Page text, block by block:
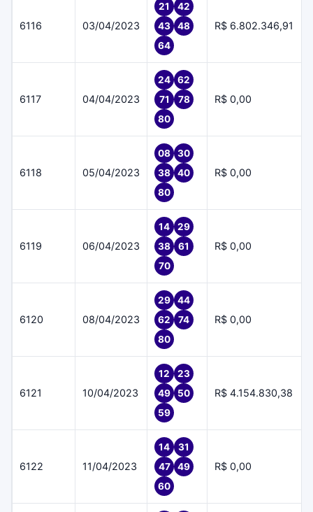
6116 03/04/2023
21
42
43
48
64
R$ 6.802.346,91
6117 04/04/2023
24
62
71
78
80
R$ 0,00
6118 05/04/2023
08
30
38
40
80
R$ 0,00
6119 06/04/2023
14
29
38
61
70
R$ 0,00
6120 08/04/2023
29
44
62
74
80
R$ 0,00
6121 10/04/2023
12
23
49
50
59
R$ 4.154.830,38
6122 11/04/2023
14
31
47
49
60
R$ 0,00